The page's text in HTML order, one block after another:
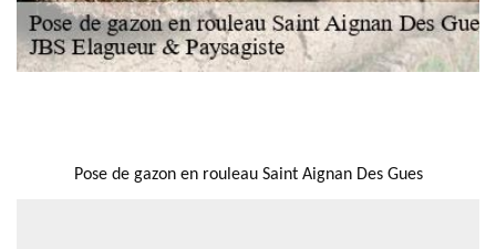
Pose de gazon en rouleau Saint Aignan Des Gues